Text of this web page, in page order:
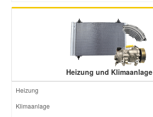
Heizung und Klimaanlage
Heizung
Klimaanlage